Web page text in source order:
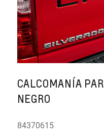
CALCOMANÍA
NEGRO
84370615